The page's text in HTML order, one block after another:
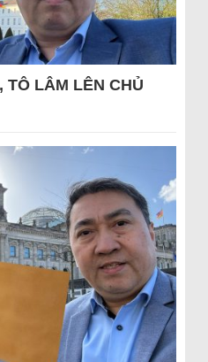
LÂM LÊN CHỦ